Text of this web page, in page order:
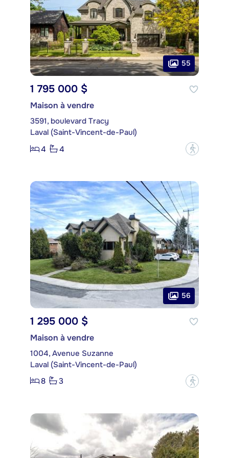
55
1 795 000 $
Maison à vendre
3591, boulevard Tracy
Laval (Saint-Vincent-de-Paul)
4
4 ?
56
1 295 000 $
Maison à vendre
1004, Avenue Suzanne
Laval (Saint-Vincent-de-Paul)
8
3 ?